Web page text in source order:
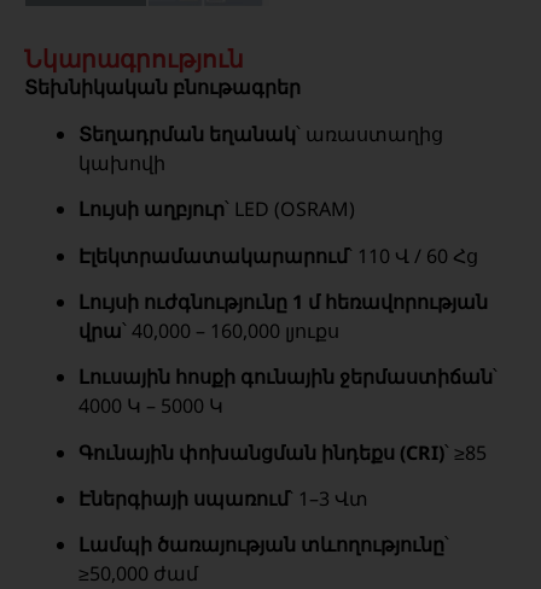
Նկարագրություն
Տեխնիկական բնութագրեր
Տեղադրման եղանակ՝ առաստաղից
կախովի
Լույսի աղբյուր՝ LED (OSRAM)
Էլեկտրամատակարարում՝ 110 Վ / 60 Հց
Լույսի ուժգնությունը 1 մ հեռավորության
վրա՝ 40,000 – 160,000 լյուքս
Լուսային հոսքի գունային ջերմաստիճան՝
4000 Կ – 5000 Կ
Գունային փոխանցման ինդեքս (CRI)՝ ≥85
Էներգիայի սպառում՝ 1–3 Վտ
Լամպի ծառայության տևողությունը՝
≥50,000 ժամ